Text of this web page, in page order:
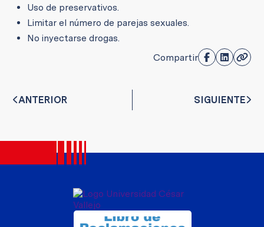
Uso de preservativos.
Limitar el número de parejas sexuales.
No inyectarse drogas.
Compartir
ANTERIOR SIGUIENTE